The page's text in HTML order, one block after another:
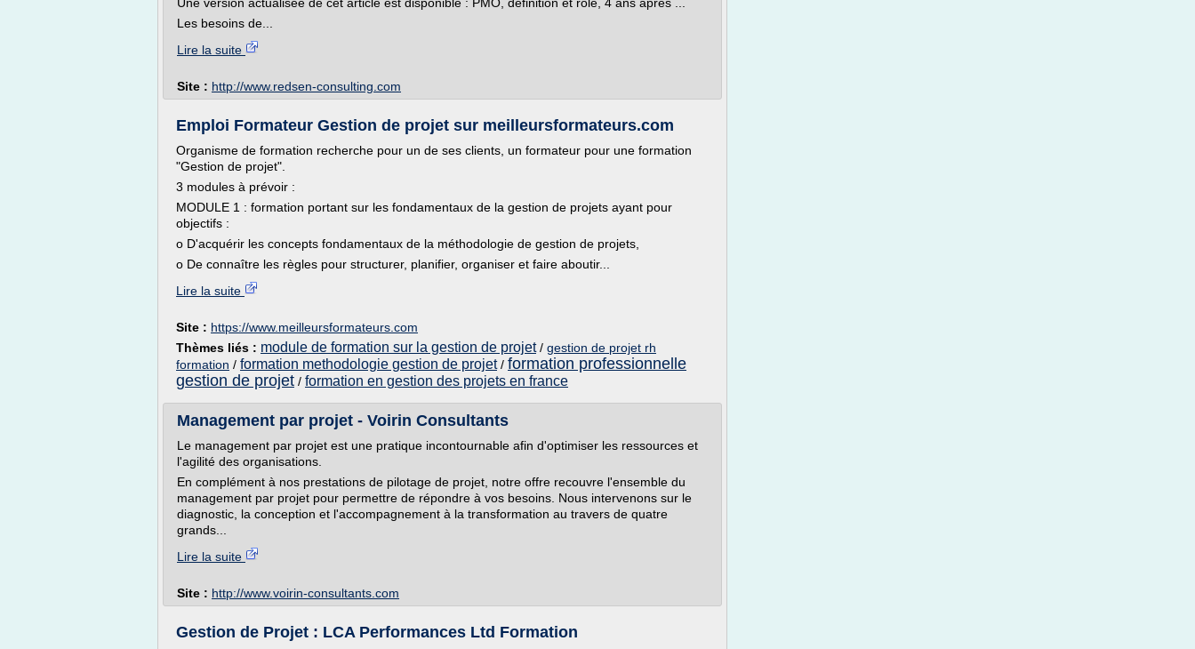
Les besoins de...
Lire la suite
Site : http://www.redsen-consulting.com
Emploi Formateur Gestion de projet sur meilleursformateurs.com
Organisme de formation recherche pour un de ses clients, un formateur pour une formation
"Gestion de projet".
3 modules à prévoir :
MODULE 1 : formation portant sur les fondamentaux de la gestion de projets ayant pour
objectifs :
o D'acquérir les concepts fondamentaux de la méthodologie de gestion de projets,
o De connaître les règles pour structurer, planifier, organiser et faire aboutir...
Lire la suite
Site : https://www.meilleursformateurs.com
Thèmes liés : module de formation sur la gestion de projet/ gestion de projet rh
formation / formation methodologie gestion de projet/ formation professionnelle
gestion de projet / formation en gestion des projets en france
Management par projet - Voirin Consultants
Le management par projet est une pratique incontournable afin d'optimiser les ressources et
l'agilité des organisations.
En complément à nos prestations de pilotage de projet, notre offre recouvre l'ensemble du
management par projet pour permettre de répondre à vos besoins. Nous intervenons sur le
diagnostic, la conception et l'accompagnement à la transformation au travers de quatre
grands...
Lire la suite
Site : http://www.voirin-consultants.com
Gestion de Projet : LCA Performances Ltd Formation